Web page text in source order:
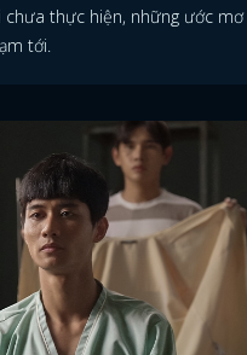
chưa thực hiện, những ước
tới.